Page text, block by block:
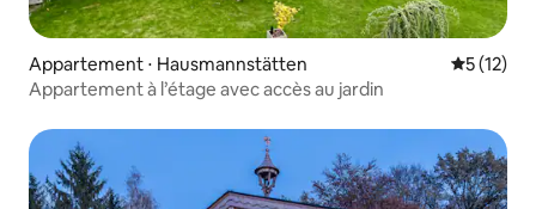
Appartement ⋅ Hausmannstätten
5 (12)
Appartement à l’étage avec accès au jardin